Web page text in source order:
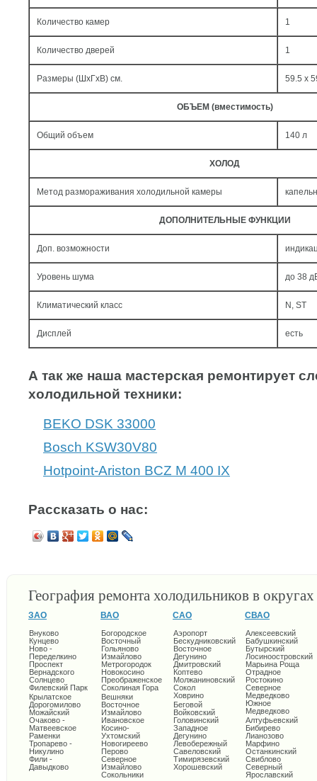
Количество камер 1
Количество дверей 1
Размеры (ШxГxВ) см. 59.5 x
ОБЪЕМ (вместимость)
Общий объем 140 л
ХОЛОД
Метод размораживания холодильной камеры
ДОПОЛНИТЕЛЬНЫЕ ФУНКЦИИ
Доп. возможности
Уровень шума до 38
Климатический класс N, ST
Дисплей есть
А так же наша мастерская ремонтирует
холодильной техники:
BEKO DSK 33000
Bosch KSW30V80
Hotpoint-Ariston BCZ M 400 IX
Рассказать о нас:
География ремонта холодильников в
ЗАО
Внуково
Кунцево
Ново -
Переделкино
Проспект
Вернадского
Солнцево
Филевский Парк
Крылатское
Дорогомилово
Можайский
Очаково -
Матвеевское
Раменки
Тропарево -
Никулино
Фили -
Давыдково
ВАО
Богородское
Восточный
Гольяново
Измайлово
Метрогородок
Новокосино
Преображенское
Соколиная Гора
Вешняки
Восточное
Измайлово
Ивановское
Косино-
Ухтомский
Новогиреево
Перово
Северное
Измайлово
Сокольники
САО
Аэропорт
Бескудниковский
Восточное
Дегунино
Дмитровский
Коптево
Молжаниновский
Сокол
Ховрино
Беговой
Войковский
Головинский
Западное
Дегунино
Левобережный
Савеловский
Тимирязевский
Хорошевский
СВАО
Алексеевский
Бабушкинский
Бутырский
Лосиноостровский
Марьина Роща
Отрадное
Ростокино
Северное
Медведково
Южное
Медведково
Алтуфьевский
Бибирево
Лианозово
Марфино
Останкинский
Свиблово
Северный
Ярославский